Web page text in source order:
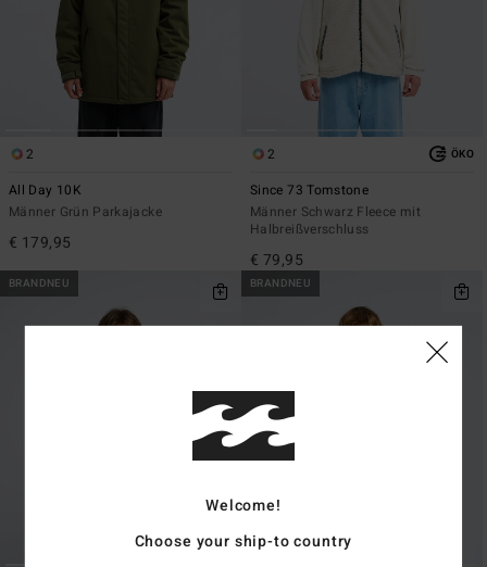
2
All Day 10K
Männer Grün Parkajacke
€ 179,95
2 ÖKO
Since 73 Tomstone
Männer Schwarz Fleece mit
Halbreißverschluss
€ 79,95
BRANDNEU BRANDNEU
Welcome!
Choose your ship-to country